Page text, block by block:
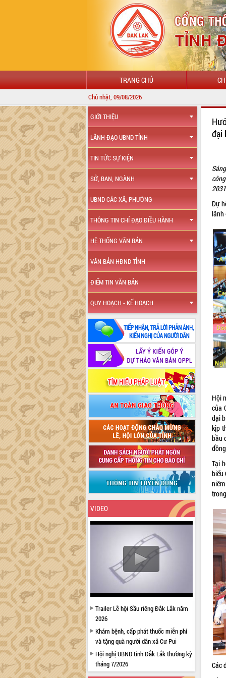
TRANG CHỦ
Chủ nhật, 09/08/2026
GIỚI THIỆU
LÃNH ĐẠO UBND TỈNH
TIN TỨC SỰ KIỆN
SỞ, BAN, NGÀNH
UBND CÁC XÃ, PHƯỜNG
THÔNG TIN CHỈ ĐẠO ĐIỀU HÀNH
HỆ THỐNG VĂN BẢN
VĂN BẢN HĐND TỈNH
ĐIỂM TIN VĂN BẢN
QUY HOẠCH - KẾ HOẠCH
VIDEO
Trailer Lễ hội Sầu riêng Đắk Lắk năm
2026
Khám bệnh, cấp phát thuốc miễn phí
và tặng quà người dân xã Cư Pui
Hội nghị UBND tỉnh Đắk Lắk thường kỳ
tháng 7/2026
đại
Dự
lãnh
Hội
của
đại
kịp
bầu
Tại
biểu
Các